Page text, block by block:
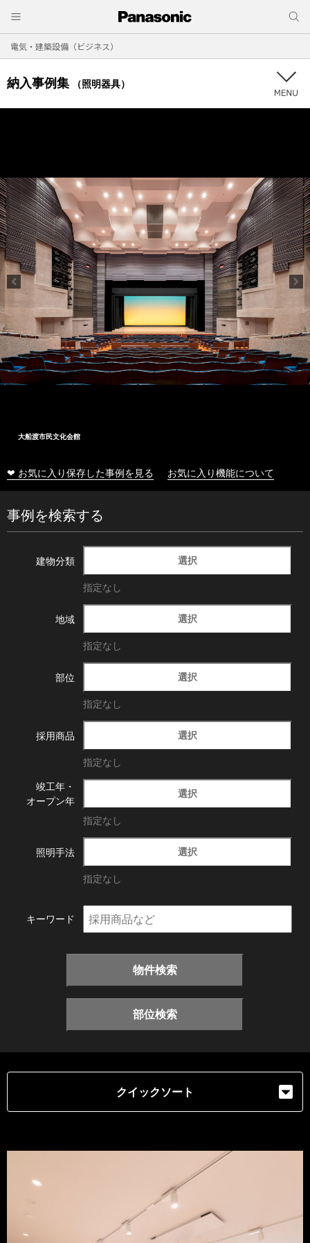
電気・建築設備（ビジネス）
納入事例集 （照明器具）
大船渡市民文化会館
❤ お気に入り保存した事例を見る お気に入り機能について
事例を検索する
建物分類 選択
指定なし
地域 選択
指定なし
部位 選択
指定なし
採用商品 選択
指定なし
竣工年・
オープン年
選択
指定なし
照明手法 選択
指定なし
キーワード
物件検索
部位検索
クイックソート